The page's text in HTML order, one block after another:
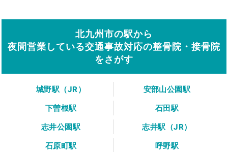
北九州市の駅から
夜間営業している交通事故対応の整骨院・接骨院
をさがす
城野駅（JR）
安部山公園駅
下曽根駅
石田駅
志井公園駅
志井駅（JR）
石原町駅
呼野駅